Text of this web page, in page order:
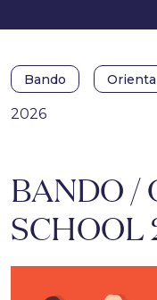
Bando
2026
BANDO /
SCHOOL